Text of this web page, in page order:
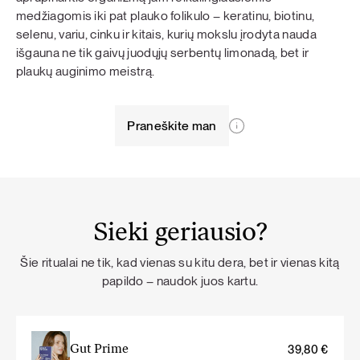
medžiagomis iki pat plauko folikulo – keratinu, biotinu,
selenu, variu, cinku ir kitais, kurių mokslu įrodyta nauda
išgauna ne tik gaivų juodųjų serbentų limonadą, bet ir
plaukų auginimo meistrą.
Praneškite man
Sieki geriausio?
Šie ritualai ne tik, kad vienas su kitu dera, bet ir vienas kitą
papildo – naudok juos kartu.
Gut Prime 39,80€